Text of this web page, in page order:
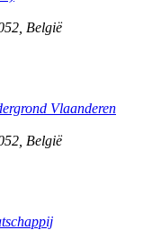
België
Vlaanderen
België